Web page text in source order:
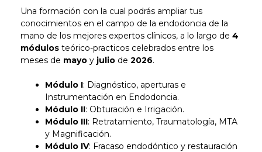
Una formación con la cual podrás ampliar tus
conocimientos en el campo de la endodoncia de la
mano de los mejores expertos clínicos, a lo largo de 4
módulos teórico-practicos celebrados entre los
meses de mayo y julio de 2026.
Módulo I: Diagnóstico, aperturas e
Instrumentación en Endodoncia.
Módulo II: Obturación e Irrigación.
Módulo III: Retratamiento, Traumatología, MTA
y Magnificación.
Módulo IV: Fracaso endodóntico y restauración